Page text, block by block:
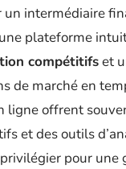
un intermédiaire
plateforme
compétitifset
de marché en
ligne offrent
et des outils
pour une